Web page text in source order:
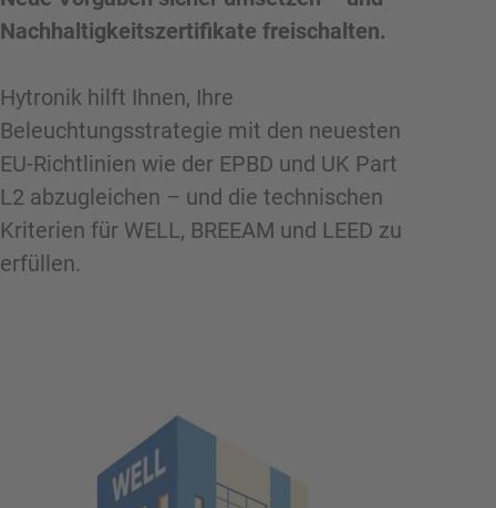
Nachhaltigkeits­zertifikate freischalten.
Hytronik hilft Ihnen, Ihre
Beleuchtungsstrategie mit den neuesten
EU-Richtlinien wie der EPBD und UK Part
L2 abzugleichen – und die technischen
Kriterien für WELL, BREEAM und LEED zu
erfüllen.